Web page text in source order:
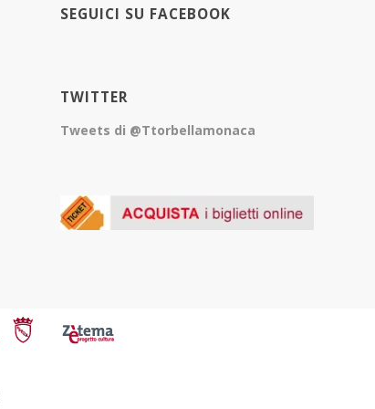
SEGUICI SU FACEBOOK
TWITTER
Tweets di @Ttorbellamonaca